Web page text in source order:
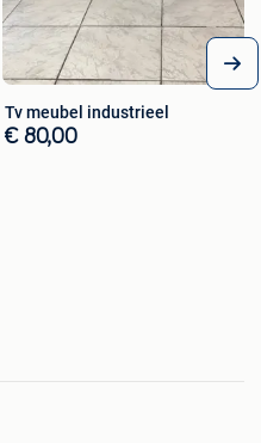
Tv meubel industrieel
€ 80,00